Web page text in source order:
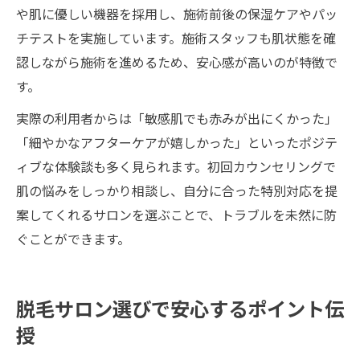
や肌に優しい機器を採用し、施術前後の保湿ケアやパッ
チテストを実施しています。施術スタッフも肌状態を確
認しながら施術を進めるため、安心感が高いのが特徴で
す。
実際の利用者からは「敏感肌でも赤みが出にくかった」
「細やかなアフターケアが嬉しかった」といったポジテ
ィブな体験談も多く見られます。初回カウンセリングで
肌の悩みをしっかり相談し、自分に合った特別対応を提
案してくれるサロンを選ぶことで、トラブルを未然に防
ぐことができます。
脱毛サロン選びで安心するポイント伝
授